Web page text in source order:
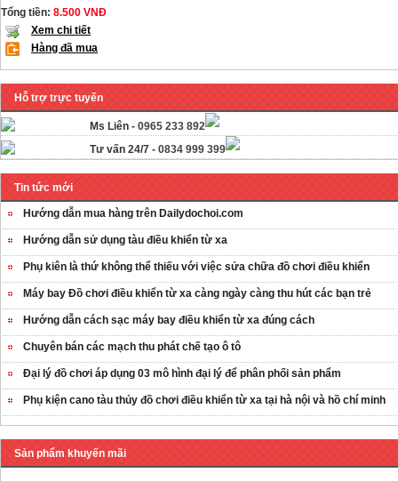
Tổng tiền: 8.500 VNĐ
Xem chi tiết
Hàng đã mua
Hỗ trợ trực tuyến
Ms Liên - 0965 233 892
Tư vấn 24/7 - 0834 999 399
Tin tức mới
Hướng dẫn mua hàng trên Dailydochoi.com
Hướng dẫn sử dụng tàu điều khiển từ xa
Phụ kiên là thứ không thể thiếu với việc sửa chữa đồ chơi điều khiển
Máy bay Đồ chơi điều khiển từ xa càng ngày càng thu hút các bạn trẻ
Hướng dẫn cách sạc máy bay điều khiển từ xa đúng cách
Chuyên bán các mạch thu phát chế tạo ô tô
Đại lý đồ chơi áp dụng 03 mô hình đại lý để phân phối sản phẩm
Phụ kiện cano tàu thủy đồ chơi điều khiển từ xa tại hà nội và hồ chí minh
Sản phẩm khuyến mãi
ráp nhấc chân di
...
259.000 VNĐ